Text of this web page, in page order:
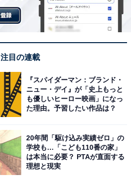
注目の連載
『スパイダーマン：ブランド・
ニュー・デイ』が「史上もっと
も優しいヒーロー映画」になっ
た理由。予習したい作品は？
20年間「駆け込み実績ゼロ」の
学校も…「こども110番の家」
は本当に必要？ PTAが直面する
理想と現実